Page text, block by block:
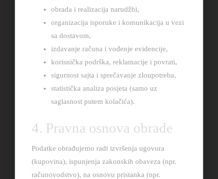
obrada i realizacija narudžbi,
organizacija isporuke i komunikacija u vezi
sa dostavom,
izdavanje računa i vođenje evidencije,
korisnička podrška, reklamacije i povrati,
sigurnost sajta i sprečavanje zloupotreba,
statistička analiza posjeta (samo uz
saglasnost putem kolačića).
4. Pravna osnova obrade
Podatke obrađujemo radi izvršenja ugovora
(kupovina), ispunjenja zakonskih obaveza (npr.
računovodstvo), na osnovu pristanka (npr.